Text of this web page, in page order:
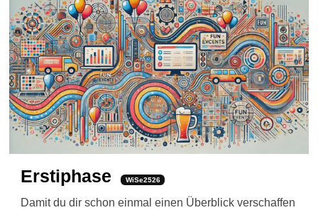
Erstiphase WiSe2526
Damit du dir schon einmal einen Überblick verschaffen